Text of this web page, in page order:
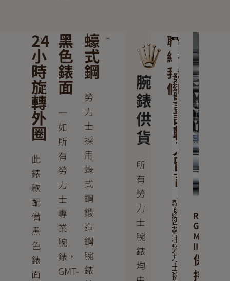
24
小
時
旋
轉
外
圈
此
錶
款
配
備
黑
色
錶
面
黑
色
錶
面
一
如
所
有
勞
力
士
專
業
腕
錶，
GMT-
蠔
式
鋼
勞
力
士
採
用
蠔
式
鋼
鍛
造
鋼
腕
錶
腕
錶
供
貨
所
有
勞
力
士
腕
錶
均
聯
絡
我
們
發
送
留
言
請
輸
入
留
言
感
謝
您
關
注
勞
力
士
腕
Rolex
GMT-
Master
II
保
持